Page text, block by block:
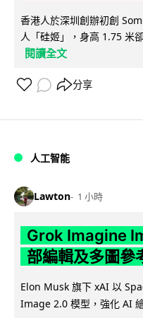
香港人於深圳創辦初創
人「硅姬」，身高 1.75 米
閱讀全文
分享
人工智能
Lawton 1 小時
Grok Imagine
部編輯及多圖參
Elon Musk 旗下 xAI 以
Image 2.0 模型，強化 AI